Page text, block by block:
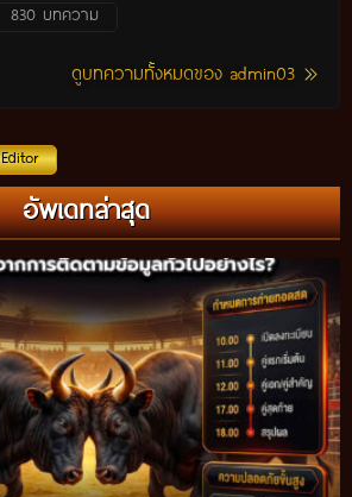
830 บทความ
ดูบทความทั้งหมดของ admin03
Editor
อัพเดทล่าสุด